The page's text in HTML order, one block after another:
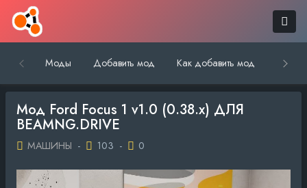
Моды Добавить мод Как добавить мод
Мод Ford Focus 1 v1.0 (0.38.x) ДЛЯ
BEAMNG.DRIVE
МАШИНЫ - 103 - 0